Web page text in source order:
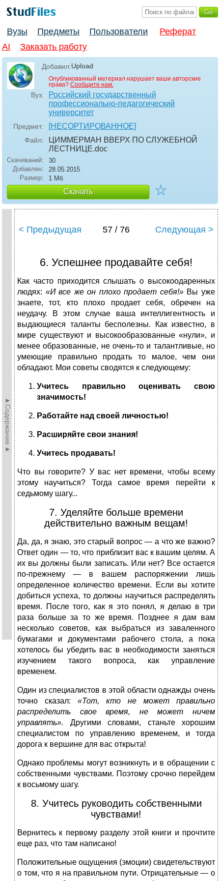
Вузы Предметы Пользователи
Реферат
AI
Заказать работу
Добавил:Upload
Опубликованный материал нарушает ваши авторские
права? Сообщите нам.
Вуз:
Российский государственный
профессионально-педагогический
университет
Предмет: [НЕСОРТИРОВАННОЕ]
Файл:
ЦИММЕРМАН ВВЕРХ ПО СЛУЖЕБНОЙ
ЛЕСТНИЦЕ.doc
Скачиваний:
30
Добавлен:
28.05.2015
Размер:
1 Мб
Скачать ☆
►Содержание►
< Предыдущая 57 / 76 Следующая >
6. Успешнее продавайте себя!
Как часто приходится слышать о высокоодаренных
людях: «И все же он плохо продает себя!» Вы уже
знаете, тот, кто плохо продает себя, обречен на
неудачу. В этом случае ваша интеллигентность и
выдающиеся таланты бесполезны. Как известно, в
мире существуют и высокообразованные «нули», и
менее образованные, не очень-то и талантливые, но
умеющие правильно продать то малое, чем они
обладают. Мои советы сводятся к следующему:
Учитесь правильно оценивать свою
значимость!
Работайте над своей личностью!
Расширяйте свои знания!
Учитесь продавать!
Что вы говорите? У вас нет времени, чтобы всему
этому научиться? Тогда самое время перейти к
седьмому шагу...
7. Уделяйте больше времени
действительно важным вещам!
Да, да, я знаю, это старый вопрос — а что же важно?
Ответ один — то, что приблизит вас к вашим целям. А
их вы должны были записать. Или нет? Все остается
по-прежнему — в вашем распоряжении лишь
определенное количество времени. Если вы хотите
добиться успеха, то должны научиться распределять
время. После того, как я это понял, я делаю в три
раза больше за то же время. Позднее я дам вам
несколько советов, как выбраться из заваленного
бумагами и документами рабочего стола, а пока
хотелось бы убедить вас в необходимости заняться
изучением такого вопроса, как управление
временем.
Один из специалистов в этой области однажды очень
точно сказал: «Тот, кто не может правильно
распределить свое время, не может ничем
управлять». Другими словами, станьте хорошим
специалистом по управлению временем, и тогда
дорога к вершине для вас открыта!
Однако проблемы могут возникнуть и в обращении с
собственными чувствами. Поэтому срочно перейдем
к восьмому шагу.
8. Учитесь руководить собственными
чувствами!
Вернитесь к первому разделу этой книги и прочтите
еще раз, что там написано!
Положительные ощущения (эмоции) свидетельствуют
о том, что я на правильном пути. Отрицательные — о